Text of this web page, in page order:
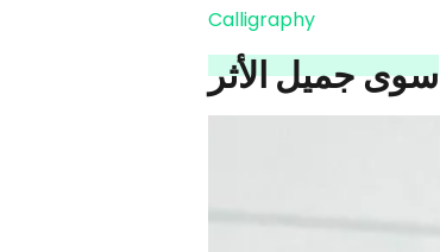
Calligraphy
سوى جميل الأثر